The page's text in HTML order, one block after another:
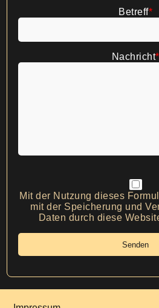
Betreff*
Nachricht*
Mit der Nutzung dieses
mit der Speicherung und
Daten durch diese